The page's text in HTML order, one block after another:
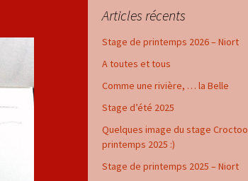
Articles récents
Stage de printemps 2026 – Niort
A toutes et tous
Comme une rivière, … la Belle
Stage d’été 2025
Quelques image du stage Croctoo
printemps 2025 :)
Stage de printemps 2025 – Niort